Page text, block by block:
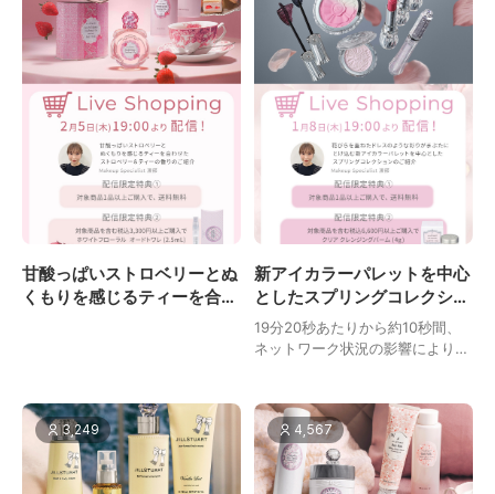
甘酸っぱいストロベリーとぬ
くもりを感じるティーを合わ
新アイカラーパレットを中心
としたスプリングコレクショ
ンのご紹介
19分20秒あたりから約10秒間、
ネットワーク状況の影響により、
3,249 4,567